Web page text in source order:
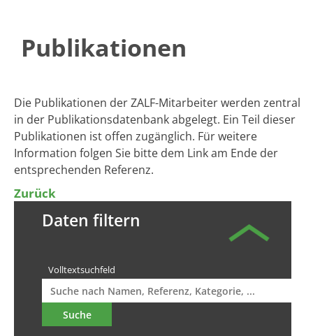
Publikationen
​​Die Publikationen der ZALF-Mitarbeiter werden zentral
in der Publikationsdatenbank abgelegt. ​Ein Teil dieser
Publikationen ist offen zugänglich. Für weitere
Information folgen Sie bitte dem Link am Ende der
entsprechenden Referenz.
Zurück
Daten filtern
Volltextsuchfeld